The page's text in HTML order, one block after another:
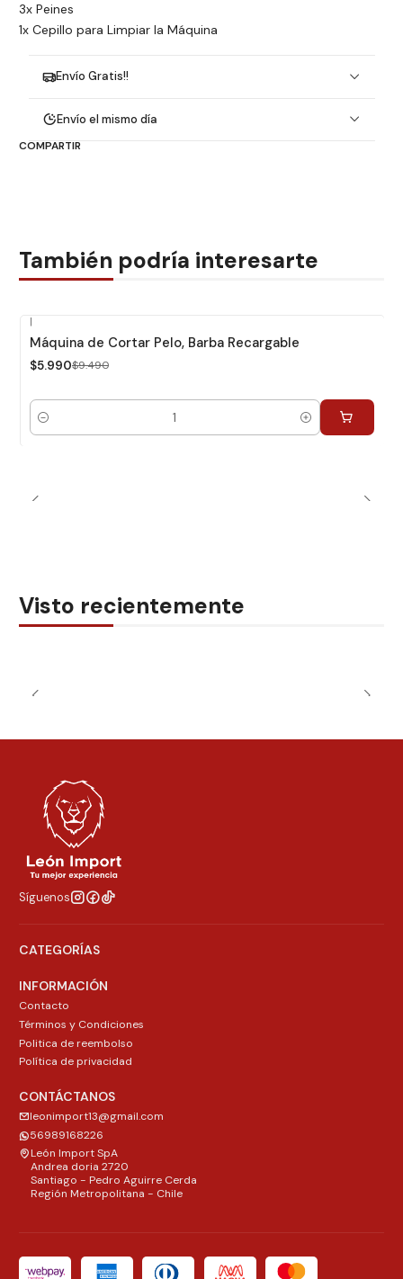
3x Peines
1x Cepillo para Limpiar la Máquina
Envío Gratis!!
Envío el mismo día
COMPARTIR
También podría interesarte
-37% Dcto.
|
Máquina de Cortar Pelo, Barba Recargable
$5.990$9.490
Cantidad
Visto recientemente
Síguenos
CATEGORÍAS
INFORMACIÓN
Contacto
Términos y Condiciones
Politica de reembolso
Política de privacidad
CONTÁCTANOS
leonimport13@gmail.com
56989168226
León Import SpA
Andrea doria 2720
Santiago - Pedro Aguirre Cerda
Región Metropolitana - Chile